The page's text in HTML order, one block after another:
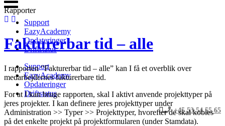
Support
EazyAcademy
Opdateringer
Driftstatus
Support
EazyAcademy
Opdateringer
Driftstatus
+45 53 54 55 65
Rapporter
Fakturerbar tid – alle
I rapporten ”Fakturerbar tid – alle” kan I få et overblik over
medarbejdernes fakturerbare tid.
For at I kan bruge rapporten, skal I aktivt anvende projekttyper på
jeres projekter. I kan definere jeres projekttyper under
Administration >> Typer >> Projekttyper, hvorefter de skal kobles
på det enkelte projekt på projektformularen (under Stamdata).